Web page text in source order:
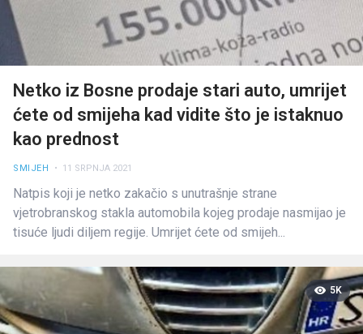
Netko iz Bosne prodaje stari auto, umrijet
ćete od smijeha kad vidite što je istaknuo
kao prednost
SMIJEH • 11 SRPNJA 2021
Natpis koji je netko zakačio s unutrašnje strane
vjetrobranskog stakla automobila kojeg prodaje nasmijao je
tisuće ljudi diljem regije. Umrijet ćete od smijeh...
5K